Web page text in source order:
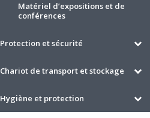
Matériel d’expositions et de
conférences
Protection et sécurité
Chariot de transport et stockage
Hygiène et protection